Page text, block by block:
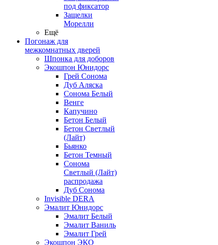
под фиксатор
Защелки
Морелли
Ещё
Погонаж для
межкомнатных дверей
Шпонка для доборов
Экошпон Юнидорс
Грей Сонома
Дуб Аляска
Сонома Белый
Венге
Капучино
Бетон Белый
Бетон Светлый
(Лайт)
Бьянко
Бетон Темный
Сонома
Светлый (Лайт)
распродажа
Дуб Сонома
Invisible DERA
Эмалит Юнидорс
Эмалит Белый
Эмалит Ваниль
Эмалит Грей
Экошпон ЭКО